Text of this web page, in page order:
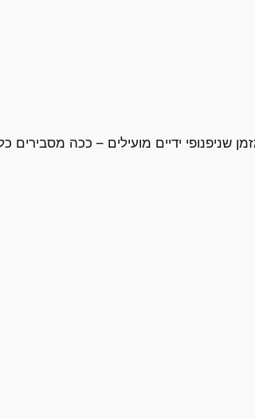
ידיים מועילים – ככה